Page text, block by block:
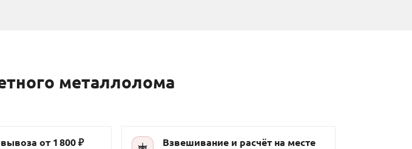
металлолома
от 1 800 ₽ Взвешивание и расчёт на месте